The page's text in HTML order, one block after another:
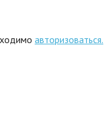
авторизоваться.